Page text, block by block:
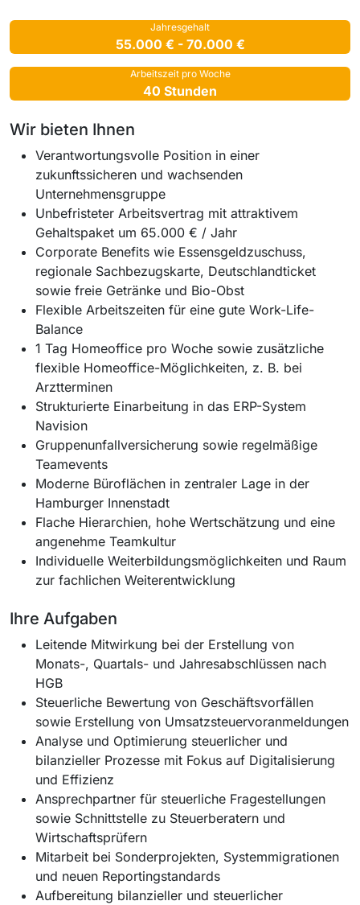
Jahresgehalt
55.000 € - 70.000 €
Arbeitszeit pro Woche
40 Stunden
Wir bieten Ihnen
Verantwortungsvolle Position in einer
zukunftssicheren und wachsenden
Unternehmensgruppe
Unbefristeter Arbeitsvertrag mit attraktivem
Gehaltspaket um 65.000 € / Jahr
Corporate Benefits wie Essensgeldzuschuss,
regionale Sachbezugskarte, Deutschlandticket
sowie freie Getränke und Bio-Obst
Flexible Arbeitszeiten für eine gute Work-Life-
Balance
1 Tag Homeoffice pro Woche sowie zusätzliche
flexible Homeoffice-Möglichkeiten, z. B. bei
Arztterminen
Strukturierte Einarbeitung in das ERP-System
Navision
Gruppenunfallversicherung sowie regelmäßige
Teamevents
Moderne Büroflächen in zentraler Lage in der
Hamburger Innenstadt
Flache Hierarchien, hohe Wertschätzung und eine
angenehme Teamkultur
Individuelle Weiterbildungsmöglichkeiten und Raum
zur fachlichen Weiterentwicklung
Ihre Aufgaben
Leitende Mitwirkung bei der Erstellung von
Monats-, Quartals- und Jahresabschlüssen nach
HGB
Steuerliche Bewertung von Geschäftsvorfällen
sowie Erstellung von Umsatzsteuervoranmeldungen
Analyse und Optimierung steuerlicher und
bilanzieller Prozesse mit Fokus auf Digitalisierung
und Effizienz
Ansprechpartner für steuerliche Fragestellungen
sowie Schnittstelle zu Steuerberatern und
Wirtschaftsprüfern
Mitarbeit bei Sonderprojekten, Systemmigrationen
und neuen Reportingstandards
Aufbereitung bilanzieller und steuerlicher